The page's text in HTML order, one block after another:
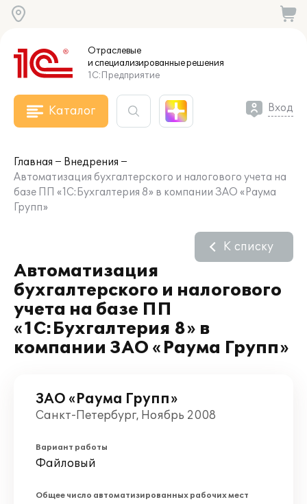
Отраслевые
и специализированныерешения
1С:Предприятие
Каталог Вход
Главная
Внедрения
Автоматизация бухгалтерского и налогового учета на
базе ПП «1C:Бухгалтерия 8» в компании ЗАО «Раума
Групп»
Автоматизация
бухгалтерского и налогового
учета на базе ПП
«1C:Бухгалтерия 8» в
компании ЗАО «Раума Групп»
К списку
ЗАО «Раума Групп»
Санкт-Петербург, Ноябрь 2008
Вариант работы
Файловый
Общее число автоматизированных рабочих мест